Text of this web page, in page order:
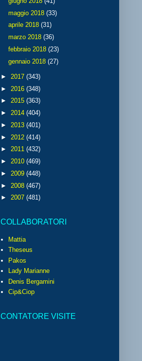
maggio 2018 (33)
aprile 2018 (31)
marzo 2018 (36)
febbraio 2018 (23)
gennaio 2018 (27)
► 2017 (343)
► 2016 (348)
► 2015 (363)
► 2014 (404)
► 2013 (401)
► 2012 (414)
► 2011 (432)
► 2010 (469)
► 2009 (448)
► 2008 (467)
► 2007 (481)
COLLABORATORI
Mattia
Theseus
Pakos
Lady Marianne
Denis Bergamini
Cip&Ciop
CONTATORE VISITE